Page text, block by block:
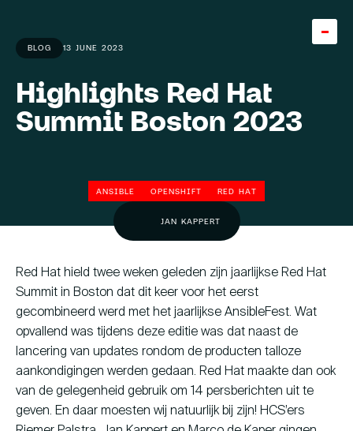
Home
Team
5
Knowledge base
Expertise
Diensten
Cases
Young Talent Programma
Contact
BLOG 13 JUNE 2023
Highlights Red Hat
Summit Boston 2023
JAN KAPPERT
ANSIBLE OPENSHIFT RED HAT
Red Hat hield twee weken geleden zijn jaarlijkse Red Hat
Summit in Boston dat dit keer voor het eerst
gecombineerd werd met het jaarlijkse AnsibleFest. Wat
opvallend was tijdens deze editie was dat naast de
lancering van updates rondom de producten talloze
aankondigingen werden gedaan. Red Hat maakte dan ook
van de gelegenheid gebruik om 14 persberichten uit te
geven. En daar moesten wij natuurlijk bij zijn! HCS’ers